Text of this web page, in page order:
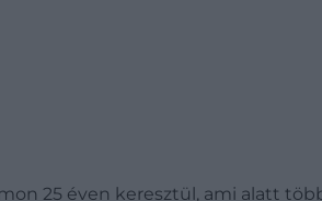
25 éven keresztül, ami alatt